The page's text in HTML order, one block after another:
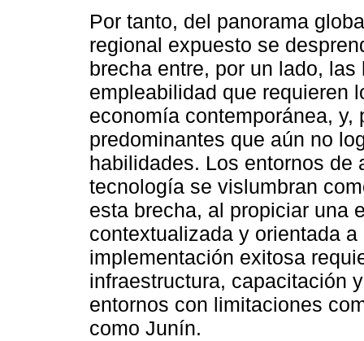
Por tanto, del panorama
regional expuesto se
brecha entre, por un lado,
empleabilidad que requieren
economía contemporánea,
predominantes que aún no
habilidades. Los entornos de
tecnología se vislumbran
esta brecha, al propiciar una
contextualizada y orientada
implementación exitosa
infraestructura, capacitación
entornos con limitaciones
como Junín.